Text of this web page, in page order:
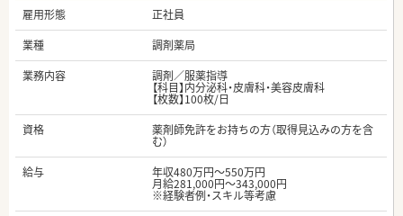
雇用形態
正社員
業種
調剤薬局
業務内容
調剤／服薬指導
【科目】内分泌科・皮膚科・美容皮膚科
【枚数】100枚/日
資格
薬剤師免許をお持ちの方（取得見込みの方を含
む）
給与
年収480万円～550万円
月給281,000円～343,000円
※経験者例・スキル等考慮